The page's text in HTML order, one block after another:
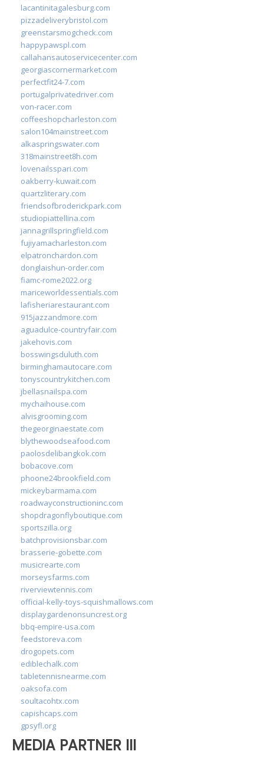
lacantinitagalesburg.com
pizzadeliverybristol.com
greenstarsmogcheck.com
happypawspl.com
callahansautoservicecenter.com
georgiascornermarket.com
perfectfit24-7.com
portugalprivatedriver.com
von-racer.com
coffeeshopcharleston.com
salon104mainstreet.com
alkaspringswater.com
318mainstreet8h.com
lovenailsspari.com
oakberry-kuwait.com
quartzliterary.com
friendsofbroderickpark.com
studiopiattellina.com
jannagrillspringfield.com
fujiyamacharleston.com
elpatronchardon.com
donglaishun-order.com
fiamc-rome2022.org
mariceworldessentials.com
lafisheriarestaurant.com
915jazzandmore.com
aguadulce-countryfair.com
jakehovis.com
bosswingsduluth.com
birminghamautocare.com
tonyscountrykitchen.com
jbellasnailspa.com
mychaihouse.com
alvisgrooming.com
thegeorginaestate.com
blythewoodseafood.com
paolosdelibangkok.com
bobacove.com
phoone24brookfield.com
mickeybarmama.com
roadwayconstructioninc.com
shopdragonflyboutique.com
sportszilla.org
batchprovisionsbar.com
brasserie-gobette.com
musicrearte.com
morseysfarms.com
riverviewtennis.com
official-kelly-toys-squishmallows.com
displaygardenonsuncrest.org
bbq-empire-usa.com
feedstoreva.com
drogopets.com
ediblechalk.com
tabletennisnearme.com
oaksofa.com
soultacohtx.com
capishcaps.com
gpsyfl.org
MEDIA PARTNER III